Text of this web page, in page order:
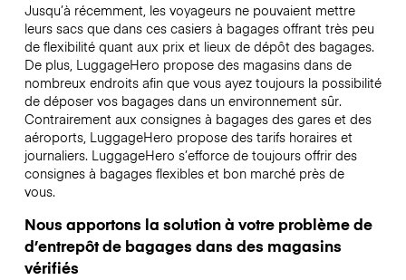
Jusqu’à récemment, les voyageurs ne pouvaient mettre
leurs sacs que dans ces casiers à bagages offrant très peu
de flexibilité quant aux prix et lieux de dépôt des bagages.
De plus, LuggageHero propose des magasins dans de
nombreux endroits afin que vous ayez toujours la possibilité
de déposer vos bagages dans un environnement sûr.
Contrairement aux consignes à bagages des gares et des
aéroports, LuggageHero propose des tarifs horaires et
journaliers. LuggageHero s’efforce de toujours offrir des
consignes à bagages flexibles et bon marché près de
vous.
Nous apportons la solution à votre problème de
d’entrepôt de bagages dans des magasins
vérifiés